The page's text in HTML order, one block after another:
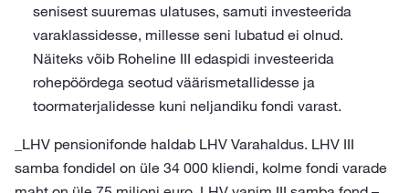
senisest suuremas ulatuses, samuti investeerida
varaklassidesse, millesse seni lubatud ei olnud.
Näiteks võib Roheline III edaspidi investeerida
rohepöördega seotud väärismetallidesse ja
toormaterjalidesse kuni neljandiku fondi varast.
_LHV pensionifonde haldab LHV Varahaldus. LHV III
samba fondidel on üle 34 000 kliendi, kolme fondi varade